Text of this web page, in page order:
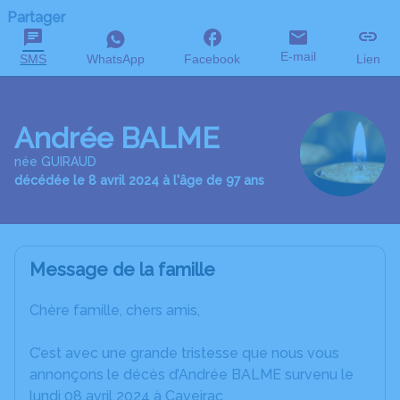
Partager
SMS WhatsApp Facebook E-mail Lien
Andrée BALME
née GUIRAUD
décédée le 8 avril 2024 à l'âge de 97 ans
Message de la famille
Chère famille, chers amis,
C’est avec une grande tristesse que nous vous
annonçons le décès d’Andrée BALME survenu le
lundi 08 avril 2024 à Caveirac.